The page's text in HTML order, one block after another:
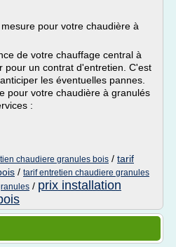
pour votre chaudière à
de votre chauffage central à
pour un contrat d'entretien. C'est
les éventuelles pannes.
pour votre chaudière à granulés
:
chaudiere granules bois / tarif
/ tarif entretien chaudiere granules
/ prix installation